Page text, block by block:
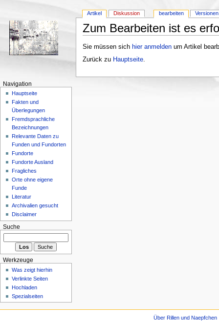
Zum Bearbeiten ist es
Sie müssen sich hier anmeldenum Artikel
Zurück zu Hauptseite.
Artikel Diskussion bearbeiten Versionen
Navigation
Hauptseite
Fakten und
Überlegungen
Fremdsprachliche
Bezeichnungen
Relevante Daten zu
Funden und Fundorten
Fundorte
Fundorte Ausland
Fragliches
Orte ohne eigene
Funde
Literatur
Archivalien gesucht
Disclaimer
Suche
Werkzeuge
Was zeigt hierhin
Verlinkte Seiten
Hochladen
Spezialseiten
Über Rillen und Naepfchen